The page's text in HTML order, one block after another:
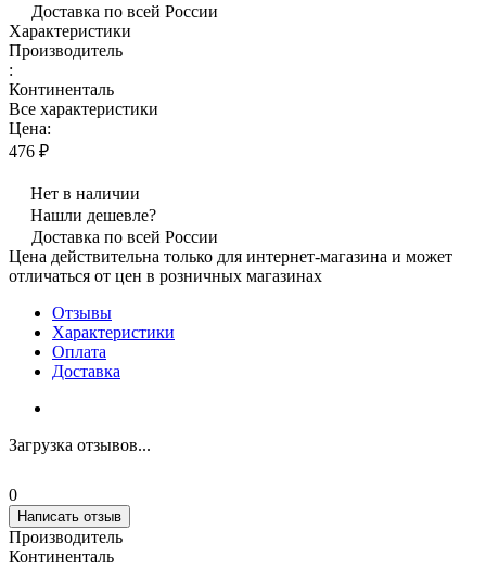
Доставка по всей России
Характеристики
Производитель
:
Континенталь
Все характеристики
Цена:
476 ₽
Нет в наличии
Нашли дешевле?
Доставка по всей России
Цена действительна только для интернет-магазина и может
отличаться от цен в розничных магазинах
Отзывы
Характеристики
Оплата
Доставка
Загрузка отзывов...
0
Написать отзыв
Производитель
Континенталь